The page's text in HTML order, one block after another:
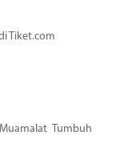
Tiket.com
Tumbuh